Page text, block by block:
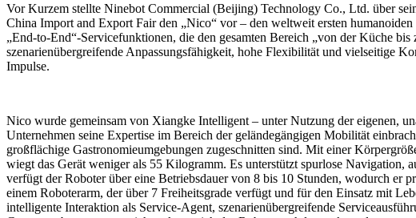
Vor Kurzem stellte Ninebot Commercial (Beijing) Technology Co., Ltd. über
China Import and Export Fair den „Nico“ vor – den weltweit ersten
„End-to-End“-Servicefunktionen, die den gesamten Bereich „von der Küche
szenarienübergreifende Anpassungsfähigkeit, hohe Flexibilität und vielseitige
Impulse.
Nico wurde gemeinsam von Xiangke Intelligent – unter Nutzung der eigenen,
Unternehmen seine Expertise im Bereich der geländegängigen Mobilität
großflächige Gastronomieumgebungen zugeschnitten sind. Mit einer
wiegt das Gerät weniger als 55 Kilogramm. Es unterstützt spurlose
verfügt der Roboter über eine Betriebsdauer von 8 bis 10 Stunden, wodurch er
einem Roboterarm, der über 7 Freiheitsgrade verfügt und für den Einsatz mit
intelligente Interaktion als Service-Agent, szenarienübergreifende